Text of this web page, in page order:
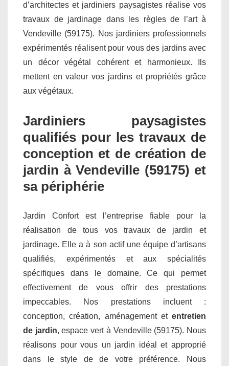
d’architectes et jardiniers paysagistes réalise vos
travaux de jardinage dans les règles de l’art à
Vendeville (59175). Nos jardiniers professionnels
expérimentés réalisent pour vous des jardins avec
un décor végétal cohérent et harmonieux. Ils
mettent en valeur vos jardins et propriétés grâce
aux végétaux.
Jardiniers paysagistes
qualifiés pour les travaux de
conception et de création de
jardin à Vendeville (59175) et
sa périphérie
Jardin Confort est l’entreprise fiable pour la
réalisation de tous vos travaux de jardin et
jardinage. Elle a à son actif une équipe d’artisans
qualifiés, expérimentés et aux spécialités
spécifiques dans le domaine. Ce qui permet
effectivement de vous offrir des prestations
impeccables. Nos prestations incluent :
conception, création, aménagement et entretien
de jardin, espace vert à Vendeville (59175). Nous
réalisons pour vous un jardin idéal et approprié
dans le style de de votre préférence. Nous